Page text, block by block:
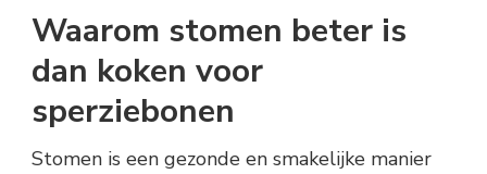
Waarom stomen beter is
dan koken voor
sperziebonen
Stomen is een gezonde en smakelijke manier